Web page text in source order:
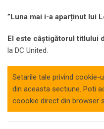
”Luna mai i-a aparținut lui
El este câștigătorul titlului
la DC United.
Setarile tale privind cookie-
din aceasta sectiune. Poti
coookie direct din browser